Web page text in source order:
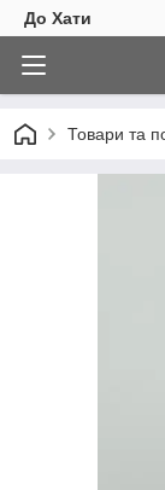
До Хати
Товари та